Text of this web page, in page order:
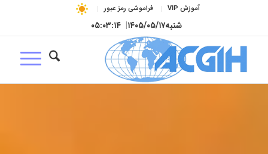
آموزش VIP فراموشی رمز عبور
شنبه۱۴۰۵/۰۵/۱۷| ۰۵:۰۳:۱۵